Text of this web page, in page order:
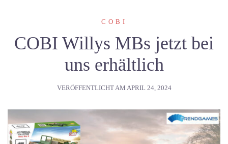
COBI
COBI Willys MBs jetzt bei
uns erhältlich
VERÖFFENTLICHT AM APRIL 24, 2024